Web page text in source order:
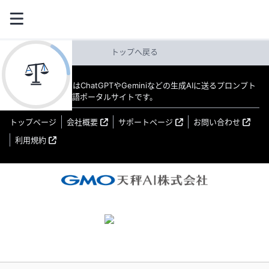
トップへ戻る
教えてAI byGMO はChatGPTやGeminiなどの生成AIに送るプロンプト
（指示文）の日本語ポータルサイトです。
トップページ 会社概要 サポートページ
お問い合わせ
利用規約